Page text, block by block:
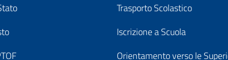
Trasporto Scolastico
Iscrizione a Scuola
Orientamento verso le